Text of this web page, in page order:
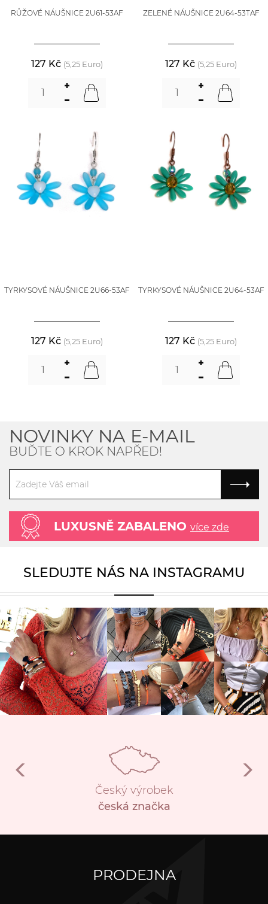
RŮŽOVÉ NÁUŠNICE 2U61-53AF
127 Kč (5,25 Euro)
ZELENÉ NÁUŠNICE 2U64-53TAF
127 Kč (5,25 Euro)
TYRKYSOVÉ NÁUŠNICE 2U66-53AF
127 Kč (5,25 Euro)
TYRKYSOVÉ NÁUŠNICE 2U64-53AF
127 Kč (5,25 Euro)
NOVINKY NA E-MAIL
BUĎTE O KROK NAPŘED!
LUXUSNĚ ZABALENO více zde
SLEDUJTE NÁS NA INSTAGRAMU
Český výrobek
česká značka
PRODEJNA